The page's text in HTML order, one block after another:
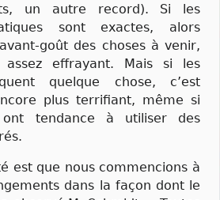
un autre record). Si les
sont exactes, alors
goût des choses à venir,
effrayant. Mais si les
quelque chose, c’est
plus terrifiant, même si
ont tendance à utiliser des
est que nous commencions à
dans la façon dont le